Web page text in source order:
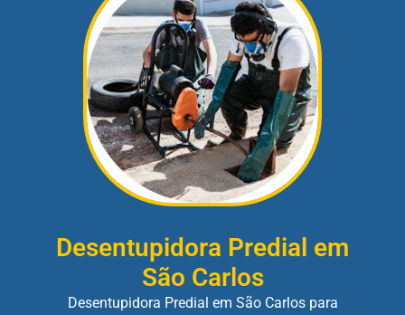
Desentupidora Predial em
São Carlos
Desentupidora Predial em São Carlos para